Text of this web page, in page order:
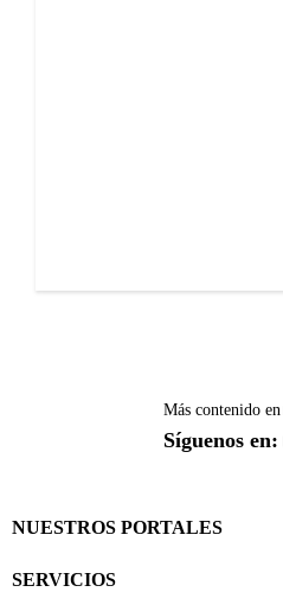
Más contenido en
Síguenos en:
NUESTROS PORTALES
SERVICIOS